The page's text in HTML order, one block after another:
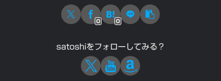
0 0
satoshiをフォローしてみる？